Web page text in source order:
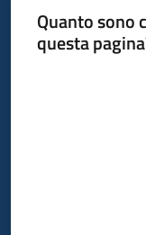
Quanto sono
questa